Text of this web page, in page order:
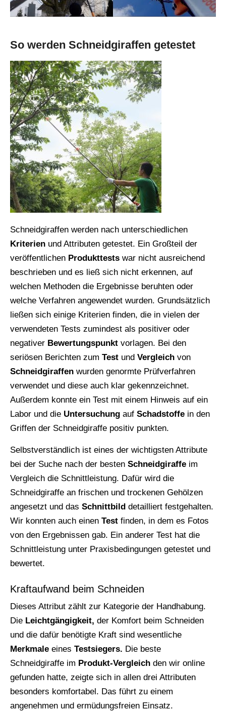
So werden Schneidgiraffen getestet
Schneidgiraffen werden nach unterschiedlichen
Kriterien und Attributen getestet. Ein Großteil der
veröffentlichen Produkttests war nicht ausreichend
beschrieben und es ließ sich nicht erkennen, auf
welchen Methoden die Ergebnisse beruhten oder
welche Verfahren angewendet wurden. Grundsätzlich
ließen sich einige Kriterien finden, die in vielen der
verwendeten Tests zumindest als positiver oder
negativer Bewertungspunkt vorlagen. Bei den
seriösen Berichten zum Test und Vergleich von
Schneidgiraffen wurden genormte Prüfverfahren
verwendet und diese auch klar gekennzeichnet.
Außerdem konnte ein Test mit einem Hinweis auf ein
Labor und die Untersuchung auf Schadstoffe in den
Griffen der Schneidgiraffe positiv punkten.
Selbstverständlich ist eines der wichtigsten Attribute
bei der Suche nach der besten Schneidgiraffe im
Vergleich die Schnittleistung. Dafür wird die
Schneidgiraffe an frischen und trockenen Gehölzen
angesetzt und das Schnittbild detailliert festgehalten.
Wir konnten auch einen Test finden, in dem es Fotos
von den Ergebnissen gab. Ein anderer Test hat die
Schnittleistung unter Praxisbedingungen getestet und
bewertet.
Kraftaufwand beim Schneiden
Dieses Attribut zählt zur Kategorie der Handhabung.
Die Leichtgängigkeit, der Komfort beim Schneiden
und die dafür benötigte Kraft sind wesentliche
Merkmale eines Testsiegers. Die beste
Schneidgiraffe im Produkt-Vergleich den wir online
gefunden hatte, zeigte sich in allen drei Attributen
besonders komfortabel. Das führt zu einem
angenehmen und ermüdungsfreien Einsatz.